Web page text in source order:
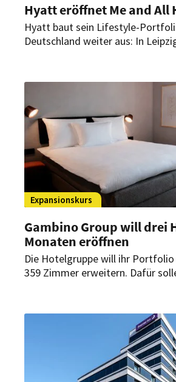
Hyatt eröffnet Me and All
Hyatt baut sein Lifestyle-
Deutschland weiter aus: In
das neunte in Europa.
Expansionskurs
Gambino Group will drei
Monaten eröffnen
Die Hotelgruppe will ihr
359 Zimmer erweitern. Dafür
Unternehmens kommen dabei